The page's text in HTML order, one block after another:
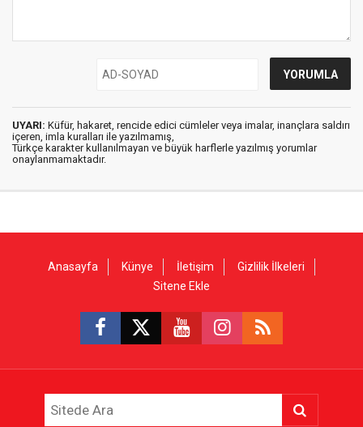
UYARI: Küfür, hakaret, rencide edici cümleler veya imalar, inançlara saldırı
içeren, imla kuralları ile yazılmamış,
Türkçe karakter kullanılmayan ve büyük harflerle yazılmış yorumlar
onaylanmamaktadır.
Anasayfa Künye İletişim
Gizlilik İlkeleri
Sitene Ekle